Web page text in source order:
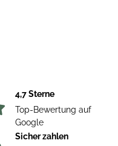
im Brust- und
bei rauem Wetter.
4,7 Sterne
Top-Bewertung auf
Google
Sicher zahlen